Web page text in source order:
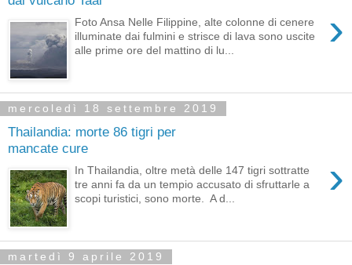
›
Foto Ansa Nelle Filippine, alte colonne di cenere
illuminate dai fulmini e strisce di lava sono uscite
alle prime ore del mattino di lu...
mercoledì 18 settembre 2019
Thailandia: morte 86 tigri per
mancate cure
›
In Thailandia, oltre metà delle 147 tigri sottratte
tre anni fa da un tempio accusato di sfruttarle a
scopi turistici, sono morte. A d...
martedì 9 aprile 2019